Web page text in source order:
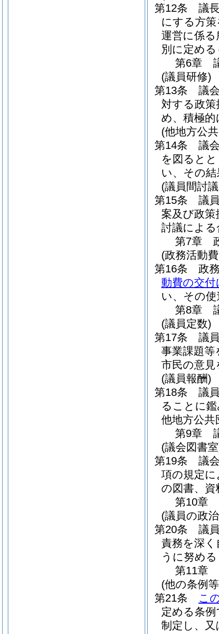
第12条
議
にする方
運営に係
別に定め
第6章
(議員研修)
第13条
議
対する政
め、積極
(他地方公
第14条
議
を図ると
い、その
(議員間討
第15条
議
案及び政
討議によ
第7章
(政務活動
第16条
政
動費の交
い、その
第8章
(議員定数)
第17条
議
事業課題等
市民の意
(議員報酬)
第18条
議
ることに
他地方公
第9章
(議会図書
第19条
議
項の規定
の図書、
第10章
(議員の政
第20条
議
責務を深
うに努め
第11章
(他の条例
第21条
こ
定める条
制定し、